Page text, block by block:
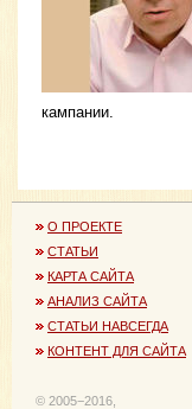
кампании.
О ПРОЕКТЕ
СТАТЬИ
КАРТА САЙТА
АНАЛИЗ САЙТА
СТАТЬИ НАВСЕГДА
КОНТЕНТ ДЛЯ САЙТА
© 2005−2016,